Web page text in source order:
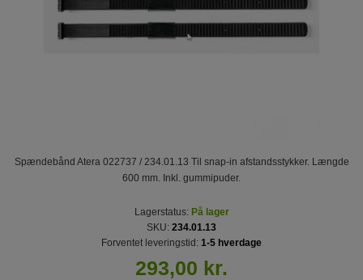
Spændebånd Atera 022737 / 234.01.13 Til snap-in afstandsstykker. Længde
600 mm. Inkl. gummipuder.
Lagerstatus: På lager
SKU: 234.01.13
Forventet leveringstid: 1-5 hverdage
293,00 kr.